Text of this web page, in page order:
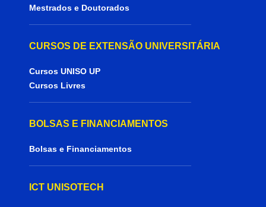
Mestrados e Doutorados
CURSOS DE EXTENSÃO UNIVERSITÁRIA
Cursos UNISO UP
Cursos Livres
BOLSAS E FINANCIAMENTOS
Bolsas e Financiamentos
ICT UNISOTECH